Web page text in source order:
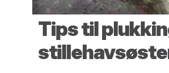
Tips til